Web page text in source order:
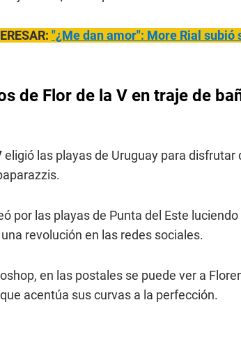
"¿Me dan amor": More Rial
de Flor de la V en traje de
eligió las playas de Uruguay para
por las playas de Punta del Este
revolución en las redes sociales.
en las postales se puede ver a
acentúa sus curvas a la perfección.